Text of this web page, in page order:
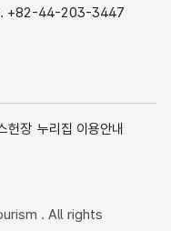
+82-44-203-3447
헌장 누리집 이용안내
. All rights